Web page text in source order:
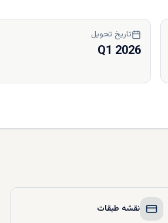
تاریخ تحویل
Q1 2026
نقشه طبقات